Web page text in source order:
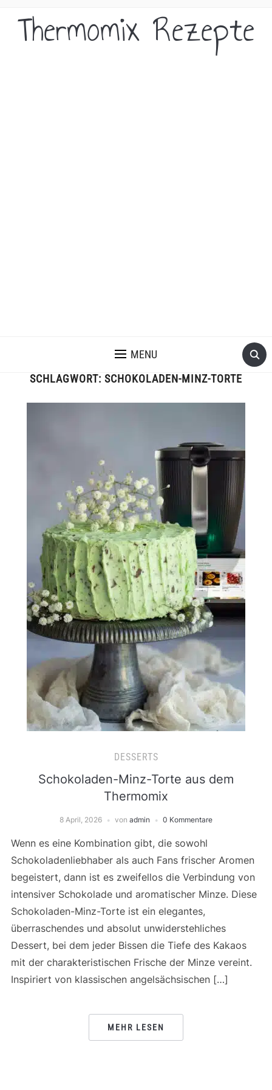
Thermomix Rezepte
MENU
SCHLAGWORT: SCHOKOLADEN-MINZ-TORTE
DESSERTS
Schokoladen-Minz-Torte aus dem
Thermomix
8 April, 2026 von admin 0 Kommentare
Wenn es eine Kombination gibt, die sowohl
Schokoladenliebhaber als auch Fans frischer Aromen
begeistert, dann ist es zweifellos die Verbindung von
intensiver Schokolade und aromatischer Minze. Diese
Schokoladen-Minz-Torte ist ein elegantes,
überraschendes und absolut unwiderstehliches
Dessert, bei dem jeder Bissen die Tiefe des Kakaos
mit der charakteristischen Frische der Minze vereint.
Inspiriert von klassischen angelsächsischen […]
MEHR LESEN